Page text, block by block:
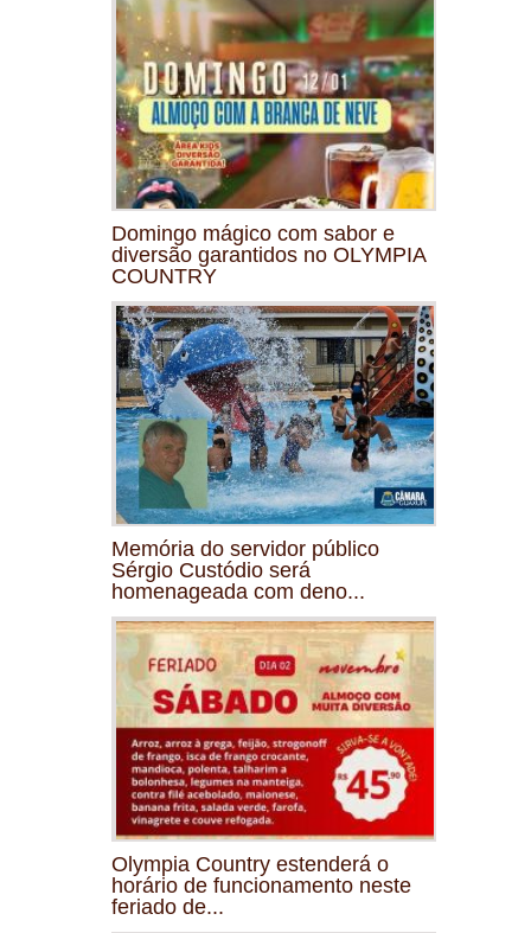
Domingo mágico com sabor e
diversão garantidos no OLYMPIA
COUNTRY
Memória do servidor público
Sérgio Custódio será
homenageada com deno...
Olympia Country estenderá o
horário de funcionamento neste
feriado de...